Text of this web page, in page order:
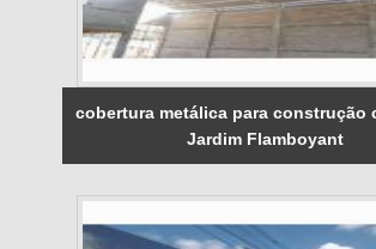
cobertura metálica para construção
Jardim Flamboyant